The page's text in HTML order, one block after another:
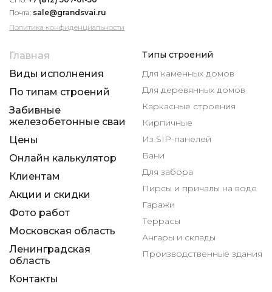
Почта: sale@grandsvai.ru
Политика конфиденциальности
Главная
Виды исполнения
По типам строений
Забивные
железобетонные сваи
Цены
Онлайн калькулятор
Клиентам
Акции и скидки
Фото работ
Московская область
Ленинградская
область
Контакты
Типы строений
Для каменных домов
Для деревянных домов
Каркасные строения
Кирпичные
Из SIP-панелей
Бани
Для забора
Пирсы и причалы на воде
Гаражи
Террасы
Ангары и склады
Производственные здания